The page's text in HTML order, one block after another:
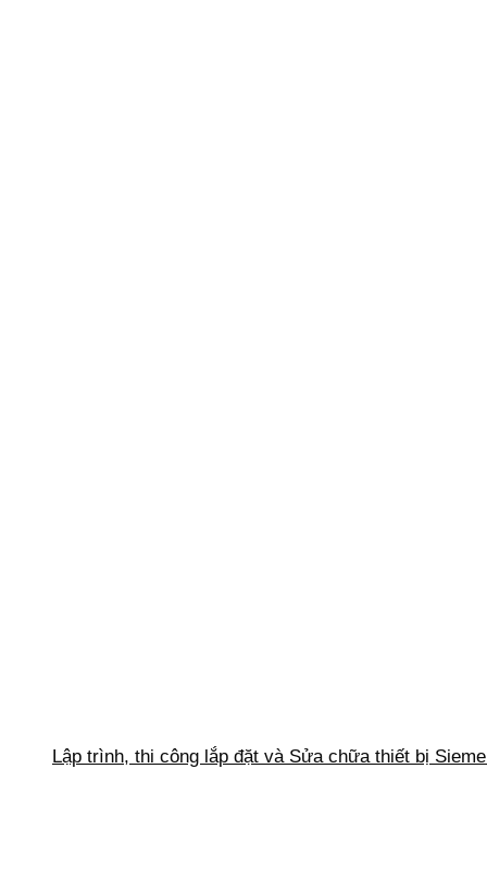
Lập trình, thi công lắp đặt và Sửa chữa thiết bị